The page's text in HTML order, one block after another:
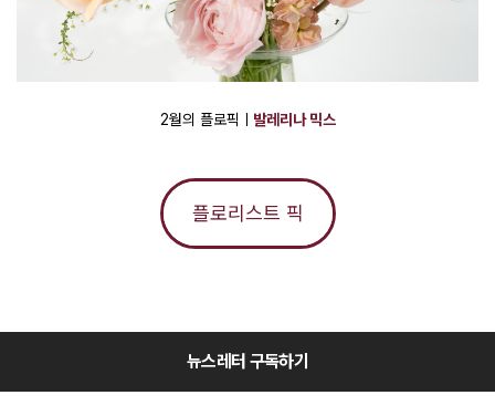
2월의 플로픽ㅣ 발레리나 믹스
플로리스트 픽
뉴스레터 구독하기